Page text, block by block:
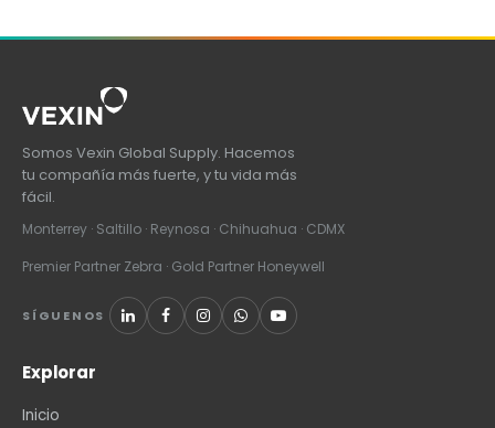
Somos Vexin Global Supply. Hacemos
tu compañía más fuerte, y tu vida más
fácil.
Monterrey · Saltillo · Reynosa · Chihuahua · CDMX
Premier Partner Zebra · Gold Partner Honeywell
SÍGUENOS
Explorar
Inicio